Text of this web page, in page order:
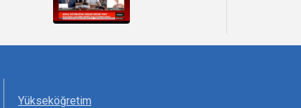
Halk TV
Yükseköğretim